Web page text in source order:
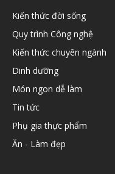
Kiến thức đời sống
Quy trình Công nghệ
Kiến thức chuyên ngành
Dinh dưỡng
Món ngon dễ làm
Tin tức
Phụ gia thực phẩm
Ăn - Làm đẹp